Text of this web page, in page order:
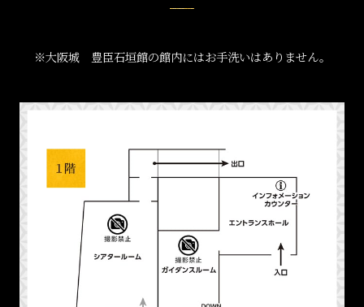
※大阪城 豊臣石垣館の館内にはお手洗いはありません。